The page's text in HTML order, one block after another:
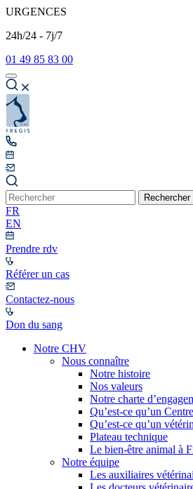
URGENCES
24h/24 - 7j/7
01 49 85 83 00
Rechercher
FR
EN
Prendre rdv
Référer un cas
Contactez-nous
Don du sang
Notre CHV
Nous connaître
Notre histoire
Nos valeurs
Notre charte
Qu’est-ce qu’un
Qu’est-ce qu’un
Plateau technique
Le bien-être animal à
Notre équipe
Les auxiliaires